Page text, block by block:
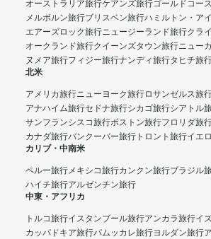
オーストラリア旅行ケアンズ旅行ゴールドコー
メルボルン旅行ブリスベン旅行ハミルトン・ア
エアーズロック旅行ニュージーランド旅行クラ
オークランド旅行クイーンズタウン旅行ニュー
ヌメア旅行フィジー旅行ナンディ旅行タヒチ旅
北米
アメリカ旅行ニューヨーク旅行ロサンゼルス旅
アナハイム旅行セドナ旅行シカゴ旅行シアトル
サンフランシスコ旅行ボストン旅行フロリダ旅
カナダ旅行バンクーバー旅行 トロント旅行イエ
カリブ・中南米
ペルー旅行メキシコ旅行カンクン旅行ブラジル
ハイチ旅行アルゼンチン旅行
中東・アフリカ
トルコ旅行イスタンブール旅行アンカラ旅行イ
カッパドキア旅行パムッカレ旅行ヨルダン旅行